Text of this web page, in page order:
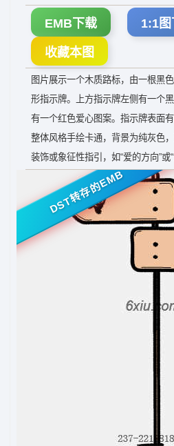
EMB下载 1:1图
收藏本图
图片展示一个木质路标，由一根黑
形指示牌。上方指示牌左侧有一个
有一个红色爱心图案。指示牌表面
整体风格手绘卡通，背景为纯灰色
装饰或象征性指引，如“爱的方向”或“
DST转存的EMB